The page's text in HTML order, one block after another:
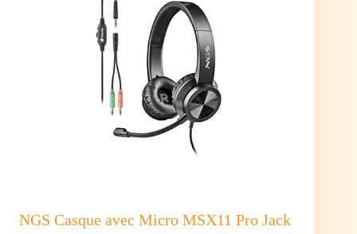
NGS Casque avec Micro MSX11 Pro Jack